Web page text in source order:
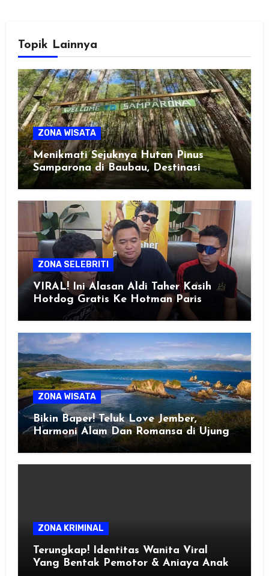
Topik Lainnya
ZONA WISATA
Menikmati Sejuknya Hutan Pinus
Samparona di Baubau, Destinasi
Healing Favorit!
ZONA SELEBRITI
VIRAL! Ini Alasan Aldi Taher Kasih
Hotdog Gratis Ke Hotman Paris
ZONA WISATA
Bikin Baper! Teluk Love Jember,
Harmoni Alam Dan Romansa di Ujung
Selatan Jawa
ZONA KRIMINAL
Terungkap! Identitas Wanita Viral
Yang Bentak Pemotor & Aniaya Anak